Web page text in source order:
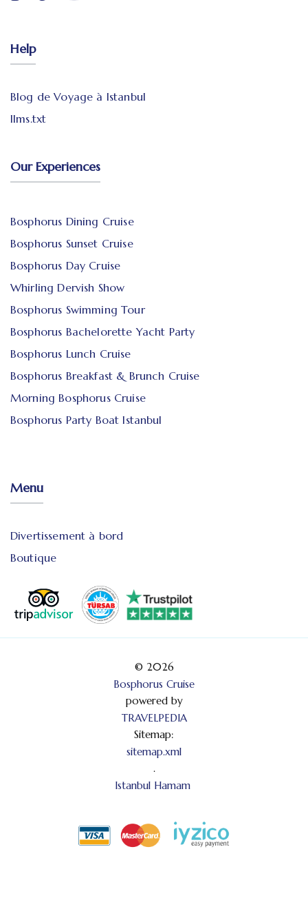
Help
Blog de Voyage à Istanbul
llms.txt
Our Experiences
Bosphorus Dining Cruise
Bosphorus Sunset Cruise
Bosphorus Day Cruise
Whirling Dervish Show
Bosphorus Swimming Tour
Bosphorus Bachelorette Yacht Party
Bosphorus Lunch Cruise
Bosphorus Breakfast & Brunch Cruise
Morning Bosphorus Cruise
Bosphorus Party Boat Istanbul
Menu
Divertissement à bord
Boutique
© 2026
Bosphorus Cruise
powered by
TRAVELPEDIA
Sitemap:
sitemap.xml
.
Istanbul Hamam